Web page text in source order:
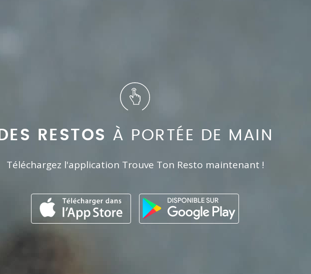
DES RESTOS À PORTÉE DE MAIN
Téléchargez l'application Trouve Ton Resto maintenant !